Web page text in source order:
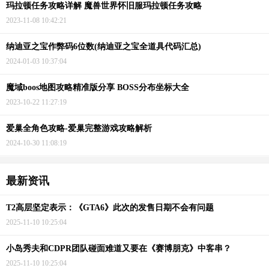
玛拉顿任务攻略详解 魔兽世界怀旧服玛拉顿任务攻略
2023-11-08 10:42:21
纳迪亚之宝作弊码6位数(纳迪亚之宝全道具代码汇总)
2024-01-03 10:37:04
魔域boos地图攻略精准版分享 BOSS分布坐标大全
2023-10-22 11:27:19
爱巢全角色攻略-爱巢完整游戏攻略解析
2024-10-30 11:08:19
最新资讯
T2高层坚定表示：《GTA6》此次的发售日期不会有问题
2025-11-10 10:25:04
小岛秀夫和CDPR团队碰面难道又要在《赛博朋克》中客串？
2025-11-10 10:25:04